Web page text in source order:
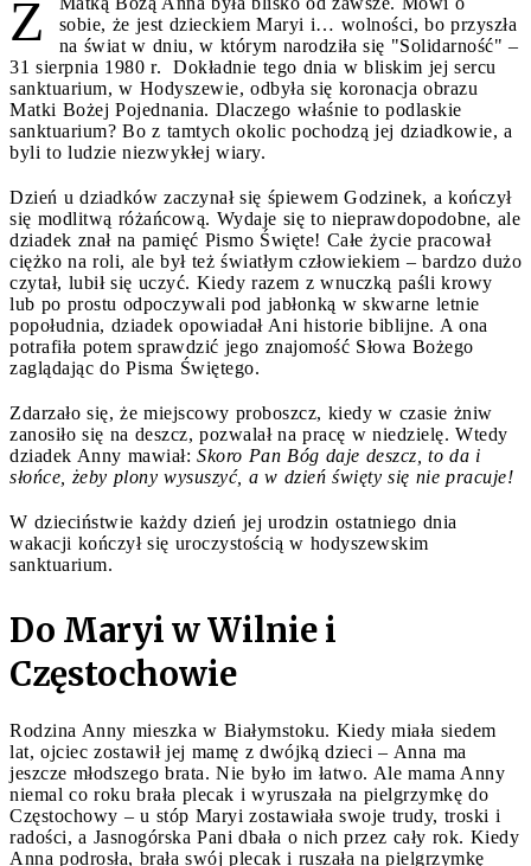
Z
sobie, że jest dzieckiem Maryi i… wolności, bo przyszła
na świat w dniu, w którym narodziła się "Solidarność" –
31 sierpnia 1980 r. Dokładnie tego dnia w bliskim jej sercu
sanktuarium, w Hodyszewie, odbyła się koronacja obrazu
Matki Bożej Pojednania. Dlaczego właśnie to podlaskie
sanktuarium? Bo z tamtych okolic pochodzą jej dziadkowie, a
byli to ludzie niezwykłej wiary.
Dzień u dziadków zaczynał się śpiewem Godzinek, a kończył
się modlitwą różańcową. Wydaje się to nieprawdopodobne, ale
dziadek znał na pamięć Pismo Święte! Całe życie pracował
ciężko na roli, ale był też światłym człowiekiem – bardzo dużo
czytał, lubił się uczyć. Kiedy razem z wnuczką paśli krowy
lub po prostu odpoczywali pod jabłonką w skwarne letnie
popołudnia, dziadek opowiadał Ani historie biblijne. A ona
potrafiła potem sprawdzić jego znajomość Słowa Bożego
zaglądając do Pisma Świętego.
Zdarzało się, że miejscowy proboszcz, kiedy w czasie żniw
zanosiło się na deszcz, pozwalał na pracę w niedzielę. Wtedy
dziadek Anny mawiał: Skoro Pan Bóg daje deszcz, to da i
słońce, żeby plony wysuszyć, a w dzień święty się nie pracuje!
W dzieciństwie każdy dzień jej urodzin ostatniego dnia
wakacji kończył się uroczystością w hodyszewskim
sanktuarium.
Do Maryi w Wilnie i
Częstochowie
Rodzina Anny mieszka w Białymstoku. Kiedy miała siedem
lat, ojciec zostawił jej mamę z dwójką dzieci – Anna ma
jeszcze młodszego brata. Nie było im łatwo. Ale mama Anny
niemal co roku brała plecak i wyruszała na pielgrzymkę do
Częstochowy – u stóp Maryi zostawiała swoje trudy, troski i
radości, a Jasnogórska Pani dbała o nich przez cały rok. Kiedy
Anna podrosła, brała swój plecak i ruszała na pielgrzymkę